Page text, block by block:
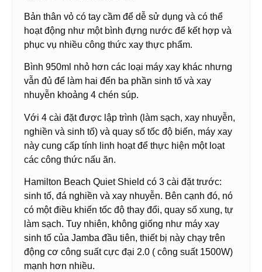
Bản thân vỏ có tay cầm để dễ sử dụng và có thể
hoạt động như một bình đựng nước để kết hợp và
phục vụ nhiều công thức xay thực phẩm.
Bình 950ml nhỏ hơn các loại máy xay khác nhưng
vẫn đủ để làm hai đến ba phần sinh tố và xay
nhuyễn khoảng 4 chén súp.
Với 4 cài đặt được lập trình (làm sạch, xay nhuyễn,
nghiền và sinh tố) và quay số tốc độ biến, máy xay
này cung cấp tính linh hoạt để thực hiện một loạt
các công thức nấu ăn.
Hamilton Beach Quiet Shield có 3 cài đặt trước:
sinh tố, đá nghiền và xay nhuyễn. Bên cạnh đó, nó
có một điều khiển tốc độ thay đổi, quay số xung, tự
làm sạch. Tuy nhiên, không giống như máy xay
sinh tố của Jamba đầu tiên, thiết bị này chạy trên
động cơ công suất cực đại 2.0 ( công suất 1500W)
mạnh hơn nhiều.